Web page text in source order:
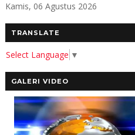
Kamis, 06 Agustus 2026
TRANSLATE
Select Language ▼
GALERI VIDEO